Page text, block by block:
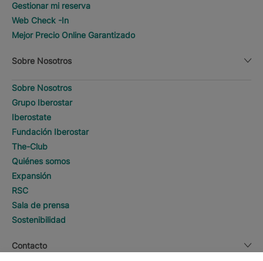
Gestionar mi reserva
Web Check -In
Mejor Precio Online Garantizado
Sobre Nosotros
Sobre Nosotros
Grupo Iberostar
Iberostate
Fundación Iberostar
The-Club
Quiénes somos
Expansión
RSC
Sala de prensa
Sostenibilidad
Contacto